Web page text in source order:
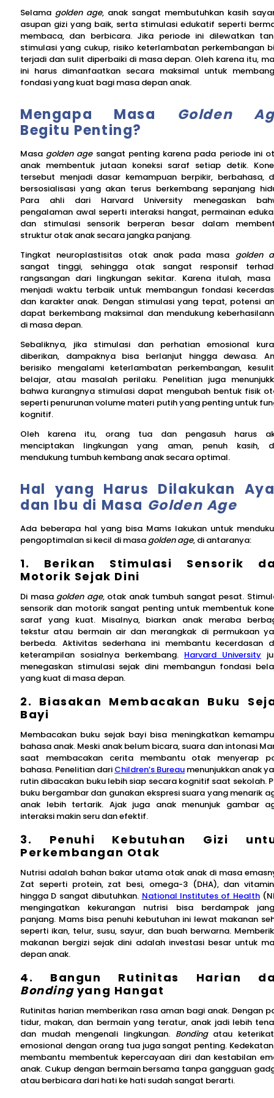
Selama golden age, anak sangat membutuhkan kasih
asupan gizi yang baik, serta stimulasi edukatif seperti
membaca, dan berbicara. Jika periode ini dilewatkan
stimulasi yang cukup, risiko keterlambatan perkembangan
terjadi dan sulit diperbaiki di masa depan. Oleh karena itu,
ini harus dimanfaatkan secara maksimal untuk
fondasi yang kuat bagi masa depan anak.
Mengapa Masa Golden
Begitu Penting?
Masa golden agesangat penting karena pada periode ini
anak membentuk jutaan koneksi saraf setiap detik.
tersebut menjadi dasar kemampuan berpikir, berbahasa,
bersosialisasi yang akan terus berkembang sepanjang
Para ahli dari Harvard University menegaskan
pengalaman awal seperti interaksi hangat, permainan
dan stimulasi sensorik berperan besar dalam
struktur otak anak secara jangka panjang.
Tingkat neuroplastisitas otak anak pada masa golden
sangat tinggi, sehingga otak sangat responsif
rangsangan dari lingkungan sekitar. Karena itulah, masa
menjadi waktu terbaik untuk membangun fondasi
dan karakter anak. Dengan stimulasi yang tepat, potensi
dapat berkembang maksimal dan mendukung
di masa depan.
Sebaliknya, jika stimulasi dan perhatian emosional
diberikan, dampaknya bisa berlanjut hingga dewasa.
berisiko mengalami keterlambatan perkembangan,
belajar, atau masalah perilaku. Penelitian juga
bahwa kurangnya stimulasi dapat mengubah bentuk fisik
seperti penurunan volume materi putih yang penting untuk
kognitif.
Oleh karena itu, orang tua dan pengasuh harus
menciptakan lingkungan yang aman, penuh kasih,
mendukung tumbuh kembang anak secara optimal.
Hal yang Harus Dilakukan
dan Ibu di Masa Golden Age
Ada beberapa hal yang bisa Mams lakukan untuk
pengoptimalan si kecil di masa golden age, di antaranya:
1. Berikan Stimulasi Sensorik
Motorik Sejak Dini
Di masa golden age, otak anak tumbuh sangat pesat.
sensorik dan motorik sangat penting untuk membentuk
saraf yang kuat. Misalnya, biarkan anak meraba
tekstur atau bermain air dan merangkak di permukaan
berbeda. Aktivitas sederhana ini membantu kecerdasan
keterampilan sosialnya berkembang. Harvard University
menegaskan stimulasi sejak dini membangun fondasi
yang kuat di masa depan.
2. Biasakan Membacakan Buku
Bayi
Membacakan buku sejak bayi bisa meningkatkan
bahasa anak. Meski anak belum bicara, suara dan intonasi
saat membacakan cerita membantu otak menyerap
bahasa. Penelitian dari Children’s Bureau menunjukkan anak
rutin dibacakan buku lebih siap secara kognitif saat sekolah.
buku bergambar dan gunakan ekspresi suara yang menarik
anak lebih tertarik. Ajak juga anak menunjuk gambar
interaksi makin seru dan efektif.
3. Penuhi Kebutuhan Gizi
Perkembangan Otak
Nutrisi adalah bahan bakar utama otak anak di masa
Zat seperti protein, zat besi, omega-3 (DHA), dan
hingga D sangat dibutuhkan. National Institutes of Health
mengingatkan kekurangan nutrisi bisa berdampak
panjang. Mams bisa penuhi kebutuhan ini lewat makanan
seperti ikan, telur, susu, sayur, dan buah berwarna.
makanan bergizi sejak dini adalah investasi besar untuk
depan anak.
4. Bangun Rutinitas Harian
Bonding yang Hangat
Rutinitas harian memberikan rasa aman bagi anak. Dengan
tidur, makan, dan bermain yang teratur, anak jadi lebih
dan mudah mengenali lingkungan. Bonding atau
emosional dengan orang tua juga sangat penting.
membantu membentuk kepercayaan diri dan kestabilan
anak. Cukup dengan bermain bersama tanpa gangguan
atau berbicara dari hati ke hati sudah sangat berarti.